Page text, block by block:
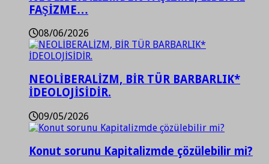
FAŞİZME…
08/06/2026
NEOLİBERALİZM, BİR TÜR BARBARLIK*
İDEOLOJİSİDİR.
09/05/2026
Konut sorunu Kapitalizmde çözülebilir mi?